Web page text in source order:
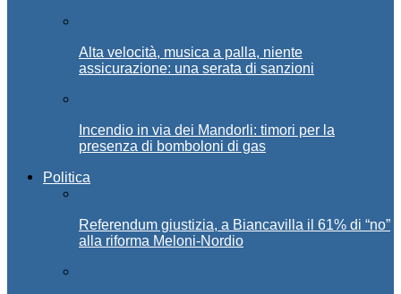
Alta velocità, musica a palla, niente
assicurazione: una serata di sanzioni
Incendio in via dei Mandorli: timori per la
presenza di bomboloni di gas
Politica
Referendum giustizia, a Biancavilla il 61% di “no”
alla riforma Meloni-Nordio